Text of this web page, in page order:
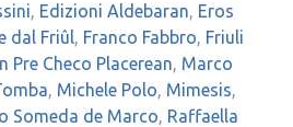
, Edizioni Aldebaran, Eros
dal Friûl, Franco Fabbro, Friuli
Pre Checo Placerean, Marco
, Michele Polo, Mimesis,
Someda de Marco, Raffaella